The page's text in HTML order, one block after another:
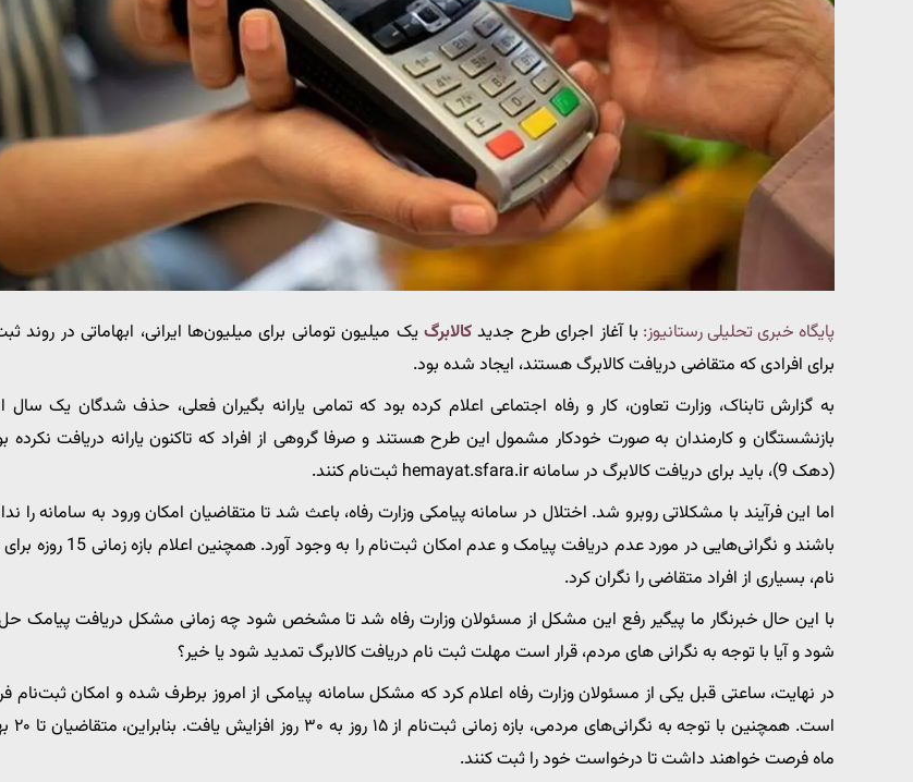
پایگاه خبری تحلیلی رستانیوز: با آغاز اجرای طرح جدید کالابرگ یک میلیون تومانی برای میلیون‌ها ایرانی، ابهاماتی در روند
برای افرادی که متقاضی دریافت کالابرگ هستند، ایجاد شده بود.
به گزارش تابناک، وزارت تعاون، کار و رفاه اجتماعی اعلام کرده بود که تمامی یارانه بگیران فعلی، حذف شدگان یک سال
بازنشستگان و کارمندان به صورت خودکار مشمول این طرح هستند و صرفا گروهی از افراد که تاکنون یارانه دریافت نکرده
(دهک 9)، باید برای دریافت کالابرگ در سامانه hemayat.sfara.ir ثبت‌نام کنند.
اما این فرآیند با مشکلاتی روبرو شد. اختلال در سامانه پیامکی وزارت رفاه، باعث شد تا متقاضیان امکان ورود به سامانه را
باشند و نگرانی‌هایی در مورد عدم دریافت پیامک و عدم امکان ثبت‌نام را به وجود
نام، بسیاری از افراد متقاضی را نگران کرد.
با این حال خبرنگار ما پیگیر رفع این مشکل از مسئولان وزارت رفاه شد تا مشخص شود چه زمانی مشکل دریافت پیامک
شود و آیا با توجه به نگرانی های مردم، قرار است مهلت ثبت نام دریافت کالابرگ تمدید شود یا خیر؟
در نهایت، ساعتی قبل یکی از مسئولان وزارت رفاه اعلام کرد که مشکل سامانه پیامکی از امروز برطرف شده و امکان ثبت‌نام
است. همچنین با
ماه فرصت خواهند داشت تا درخواست خود را ثبت کنند.